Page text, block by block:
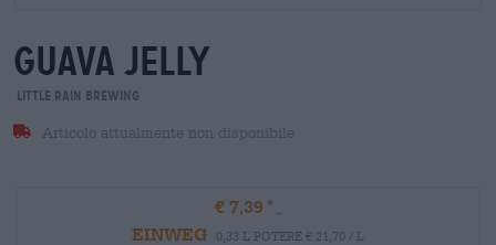
guava jelly
Little Rain Brewing
Articolo attualmente non disponibile
€ 7,39
EINWEG
0,33 L POTERE € 21,70 / L